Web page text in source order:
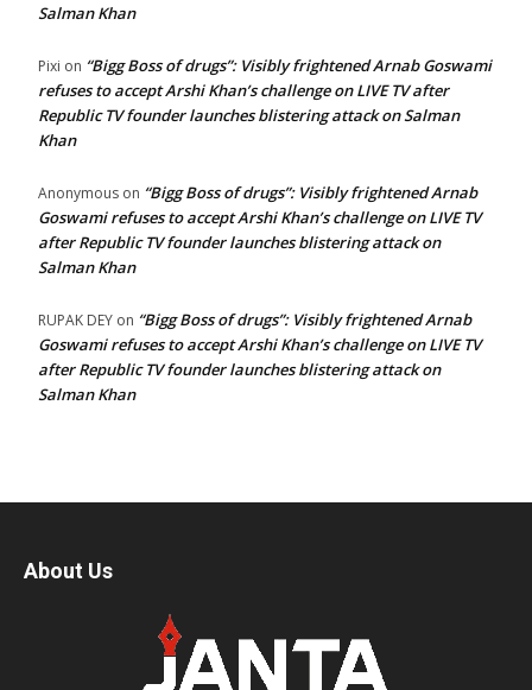
Salman Khan
Pixi on “Bigg Boss of drugs”: Visibly frightened Arnab Goswami
refuses to accept Arshi Khan’s challenge on LIVE TV after
Republic TV founder launches blistering attack on Salman
Khan
Anonymous on “Bigg Boss of drugs”: Visibly frightened Arnab
Goswami refuses to accept Arshi Khan’s challenge on LIVE TV
after Republic TV founder launches blistering attack on
Salman Khan
RUPAK DEY on “Bigg Boss of drugs”: Visibly frightened Arnab
Goswami refuses to accept Arshi Khan’s challenge on LIVE TV
after Republic TV founder launches blistering attack on
Salman Khan
About Us